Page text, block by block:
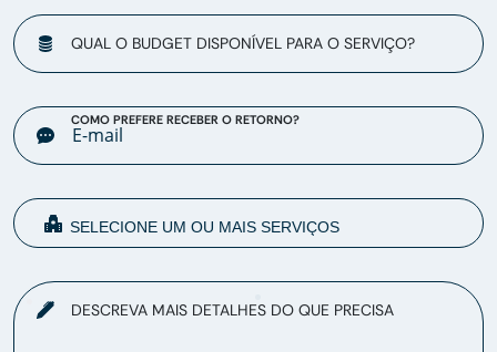
QUAL O BUDGET DISPONÍVEL PARA O SERVIÇO?
COMO PREFERE RECEBER O RETORNO?
DESCREVA MAIS DETALHES DO QUE PRECISA